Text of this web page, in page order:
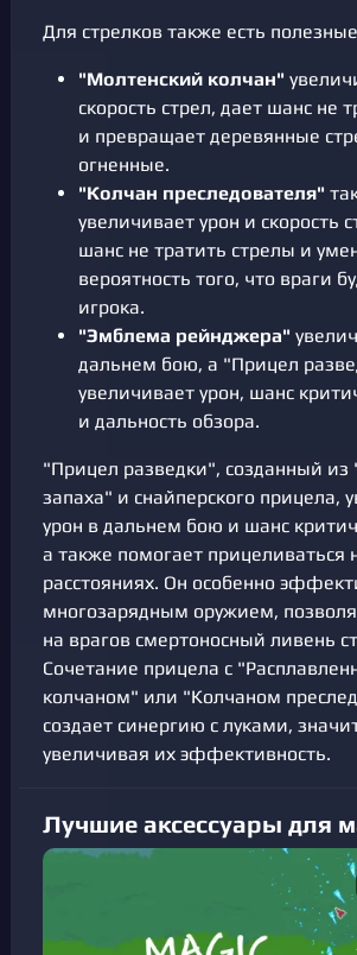
Для стрелков также есть
"Молтенский колчан"
скорость стрел, дает шанс не
и превращает деревянные
огненные.
"Колчан преследователя"
увеличивает урон и скорость
шанс не тратить стрелы и
вероятность того, что враги
игрока.
"Эмблема рейнджера"
дальнем бою, а "Прицел
увеличивает урон, шанс
и дальность обзора.
"Прицел разведки", созданный из
запаха" и снайперского прицела,
урон в дальнем бою и шанс
а также помогает прицеливаться
расстояниях. Он особенно
многозарядным оружием,
на врагов смертоносный ливень
Сочетание прицела с
колчаном" или "Колчаном
создает синергию с луками,
увеличивая их эффективность.
Лучшие аксессуары для